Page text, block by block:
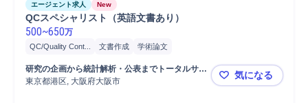
エージェント求人 New
QCスペシャリスト（英語文書あり）
500~650万
QC/Quality Cont... 文書作成 学術論文
研究の企画から統計解析・公表までトータルサポ
ートするCRO
東京都港区, 大阪府大阪市 QCスペシ
気になる